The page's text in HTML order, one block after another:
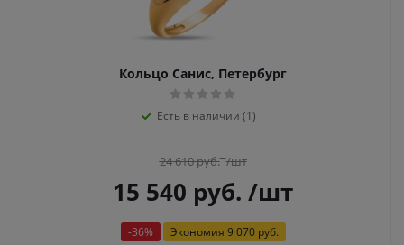
Кольцо Санис, Петербург
Есть в наличии (1)
24 610руб. /шт
15 540 руб. /шт
-36% Экономия 9 070 руб.